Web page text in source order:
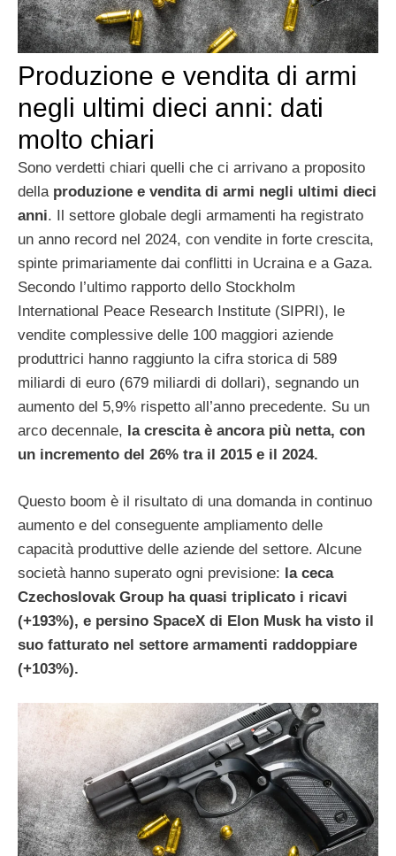
Produzione e vendita di armi
negli ultimi dieci anni: dati
molto chiari
Sono verdetti chiari quelli che ci arrivano a proposito
della produzione e vendita di armi negli ultimi dieci
anni. Il settore globale degli armamenti ha registrato
un anno record nel 2024, con vendite in forte crescita,
spinte primariamente dai conflitti in Ucraina e a Gaza.
Secondo l’ultimo rapporto dello Stockholm
International Peace Research Institute (SIPRI), le
vendite complessive delle 100 maggiori aziende
produttrici hanno raggiunto la cifra storica di 589
miliardi di euro (679 miliardi di dollari), segnando un
aumento del 5,9% rispetto all’anno precedente. Su un
arco decennale, la crescita è ancora più netta, con
un incremento del 26% tra il 2015 e il 2024.
Questo boom è il risultato di una domanda in continuo
aumento e del conseguente ampliamento delle
capacità produttive delle aziende del settore. Alcune
società hanno superato ogni previsione: la ceca
Czechoslovak Group ha quasi triplicato i ricavi
(+193%), e persino SpaceX di Elon Musk ha visto il
suo fatturato nel settore armamenti raddoppiare
(+103%).